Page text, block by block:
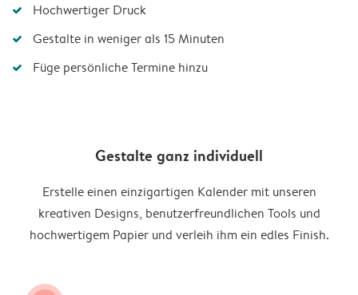
Hochwertiger Druck
Gestalte in weniger als 15 Minuten
Füge persönliche Termine hinzu
Gestalte ganz individuell
Erstelle einen einzigartigen Kalender mit unseren
kreativen Designs, benutzerfreundlichen Tools und
hochwertigem Papier und verleih ihm ein edles Finish.